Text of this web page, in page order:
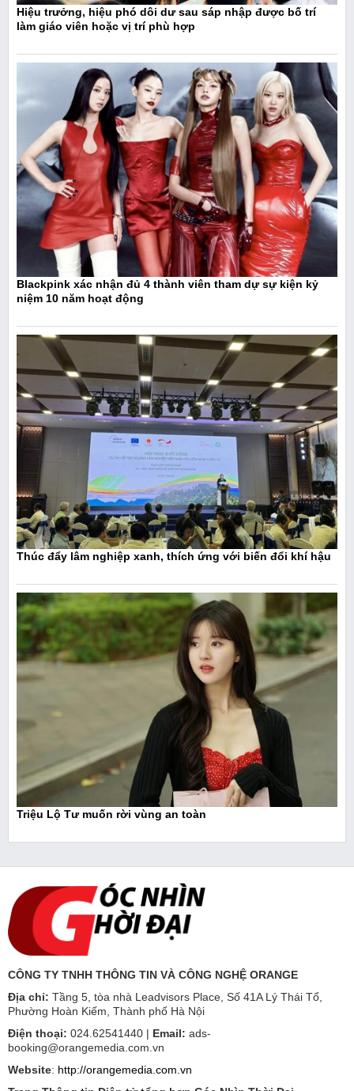
Hiệu trưởng, hiệu phó dôi dư sau sáp nhập được bố trí
làm giáo viên hoặc vị trí phù hợp
Blackpink xác nhận đủ 4 thành viên tham dự sự kiện kỷ
niệm 10 năm hoạt động
Thúc đẩy lâm nghiệp xanh, thích ứng với biến đổi khí hậu
Triệu Lộ Tư muốn rời vùng an toàn
CÔNG TY TNHH THÔNG TIN VÀ CÔNG NGHỆ ORANGE
Địa chỉ: Tầng 5, tòa nhà Leadvisors Place, Số 41A Lý Thái Tổ,
Phường Hoàn Kiếm, Thành phố Hà Nội
Điện thoại: 024.62541440 | Email: ads-
booking@orangemedia.com.vn
Website: http://orangemedia.com.vn